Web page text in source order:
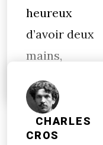
heureux
d’avoir deux
mains,
CHARLES
CROS